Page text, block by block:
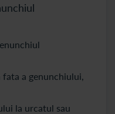
a genunchiului,
la urcatul sau